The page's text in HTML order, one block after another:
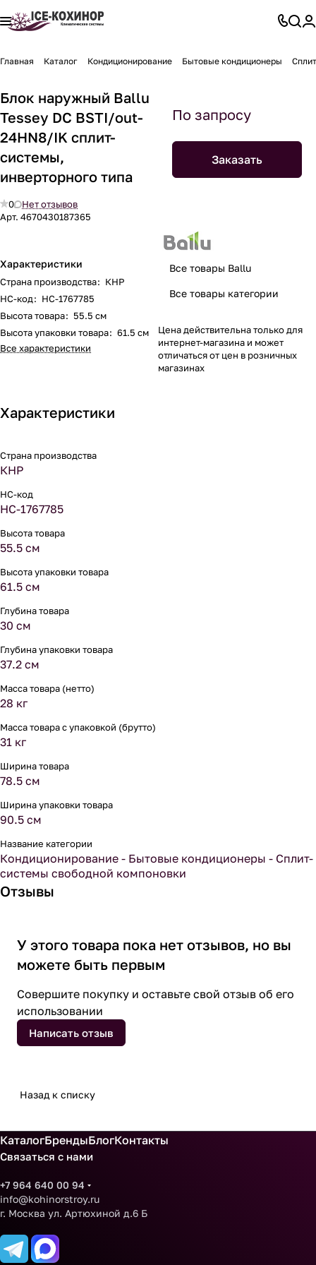
Главная Каталог Кондиционирование Бытовые кондиционеры
Блок наружный Ballu
Tessey DC BSTI/out-
24HN8/IK сплит-
системы,
инверторного типа
0
Нет отзывов
Арт. 4670430187365
Характеристики
Страна производства: КНР
НС-код: НС-1767785
Высота товара: 55.5 см
Высота упаковки товара: 61.5 см
Все характеристики
По запросу
Заказать
Все товары Ballu
Все товары категории
Цена действительна только для
интернет-магазина и может
отличаться от цен в розничных
магазинах
Характеристики
Страна производства
КНР
НС-код
НС-1767785
Высота товара
55.5 см
Высота упаковки товара
61.5 см
Глубина товара
30 см
Глубина упаковки товара
37.2 см
Масса товара (нетто)
28 кг
Масса товара с упаковкой (брутто)
31 кг
Ширина товара
78.5 см
Ширина упаковки товара
90.5 см
Название категории
Кондиционирование - Бытовые кондиционеры - Сплит-
системы свободной компоновки
Отзывы
У этого товара пока нет отзывов, но вы
можете быть первым
Совершите покупку и оставьте свой отзыв об его
использовании
Написать отзыв
Назад к списку
КаталогБрендыБлогКонтакты
Связаться с нами
+7 964 640 00 94
info@kohinorstroy.ru
г. Москва ул. Артюхиной д.6 Б